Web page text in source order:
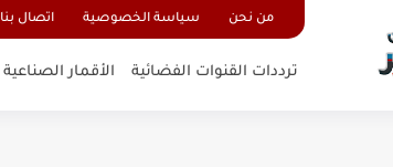
من نحن سياسة الخصوصية اتصال بنا
ترددات القنوات الفضائية الأقمار الصناعية